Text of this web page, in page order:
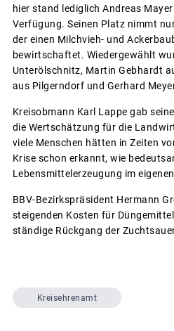
hier stand lediglich Andreas
Verfügung. Seinen Platz nimmt
der einen Milchvieh- und
bewirtschaftet. Wiedergewählt
Unterölschnitz, Martin Gebhardt
aus Pilgerndorf und Gerhard
Kreisobmann Karl Lappe gab
die Wertschätzung für die
viele Menschen hätten in Zeiten
Krise schon erkannt, wie
Lebensmittelerzeugung im
BBV-Bezirkspräsident Hermann
steigenden Kosten für
ständige Rückgang der
Kreisehrenamt